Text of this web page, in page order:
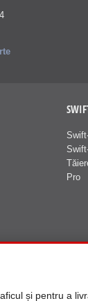
Pro
și pentru a